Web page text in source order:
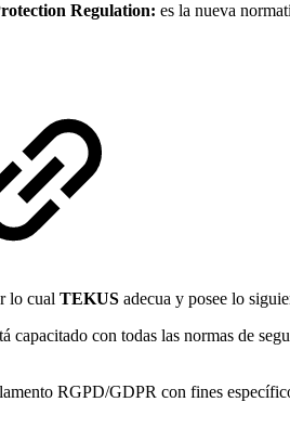
Regulation: es la nueva
lo cual TEKUS adecua y posee lo
con todas las normas de
RGPD/GDPR con fines